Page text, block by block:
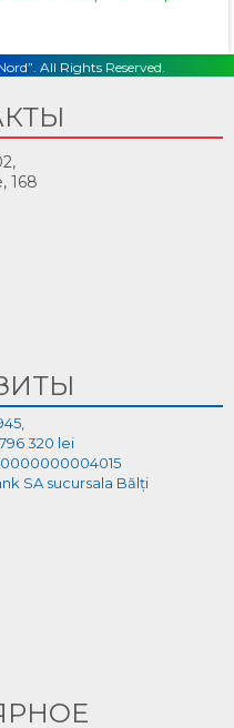
All Rights Reserved.
168
320 lei
SA sucursala Bălți